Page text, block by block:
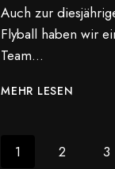
Auch zur
Flyball haben wir
Team…
MEHR LESEN
1 2 3